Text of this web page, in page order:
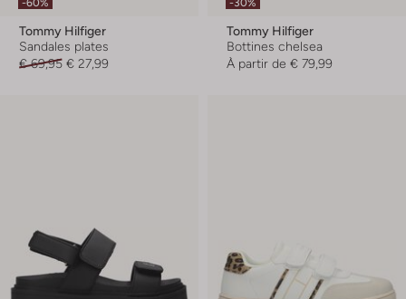
-60%
Tommy Hilfiger
Sandales plates
€ 69,95 € 27,99
-30%
Tommy Hilfiger
Bottines chelsea
À partir de € 79,99